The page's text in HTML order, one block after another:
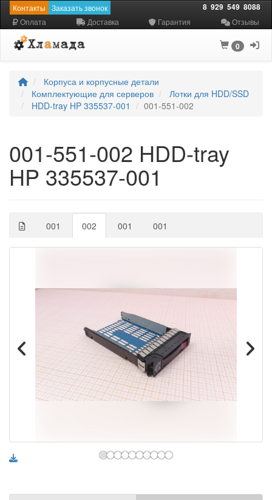
Контакты Заказать звонок 8 929 549 8088
Оплата Доставка Гарантия Отзывы
0
Корпуса и корпусные детали
Комплектующие для серверов
Лотки для HDD/SSD
HDD-tray HP 335537-001
001-551-002
001-551-002 HDD-tray
HP 335537-001
001 002 001 001